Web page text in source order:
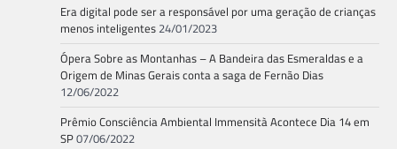
Era digital pode ser a responsável por uma geração de crianças
menos inteligentes 24/01/2023
Ópera Sobre as Montanhas – A Bandeira das Esmeraldas e a
Origem de Minas Gerais conta a saga de Fernão Dias
12/06/2022
Prêmio Consciência Ambiental Immensità Acontece Dia 14 em
SP07/06/2022